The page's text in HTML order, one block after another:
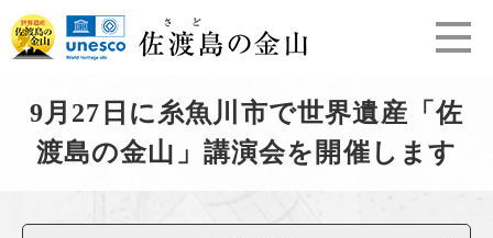
ー
ジ
ニ
ュ
9月27日に糸魚川市で世界遺産「佐
渡島の金山」講演会を開催します